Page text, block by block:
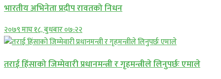
भारतीय अभिनेता प्रदीप रावतको निधन
२०७९ माघ १८, बुधबार ०७:२२
तराई हिंसाको जिम्मेवारी प्रधानमन्त्री र गृहमन्त्रीले लिनुपर्छः एमाले